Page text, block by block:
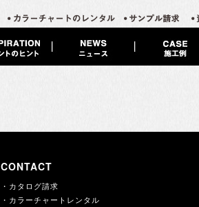
CONTACT
・カタログ請求
・カラーチャートレンタル